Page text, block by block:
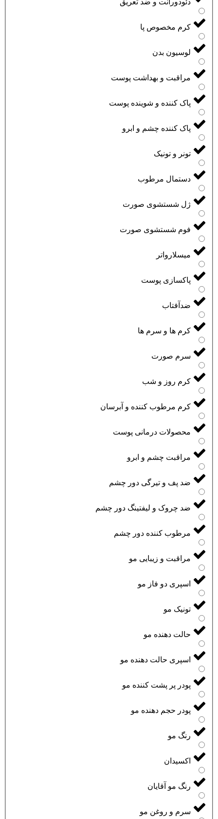
دئودورانت و ضد تعریق
کرم مخصوص پا
لوسیون بدن
مراقبت و بهداشت پوست
پاک کننده و شوینده پوست
پاک کننده چشم و ابرو
تونر و تونیک
دستمال مرطوب
ژل شستشوی صورت
فوم شستشوی صورت
میسلارواتر
پاکسازی پوست
ضدآفتاب
کرم ها و سرم ها
سرم صورت
کرم روز و شب
کرم مرطوب کننده و آبرسان
محصولات درمانی پوست
مراقبت چشم و ابرو
ضد پف و تیرگی دور چشم
ضد چروک و لیفتینگ دور چشم
مرطوب کننده دور چشم
مراقبت و زیبایی مو
اسپری دو فاز مو
تونیک مو
حالت دهنده مو
اسپری حالت دهنده مو
پودر پر پشت کننده مو
پودر حجم دهنده مو
رنگ مو
اکسیدان
رنگ مو آقایان
سرم و روغن مو